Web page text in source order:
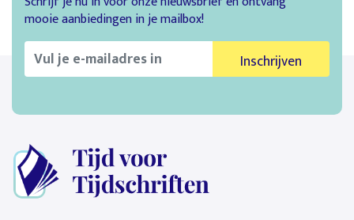
mooie aanbiedingen in je mailbox!
Inschrijven